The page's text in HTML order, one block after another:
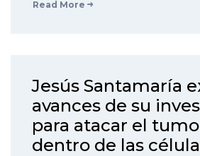
Read More
Jesús Santamaría
avances de su
para atacar el
dentro de las